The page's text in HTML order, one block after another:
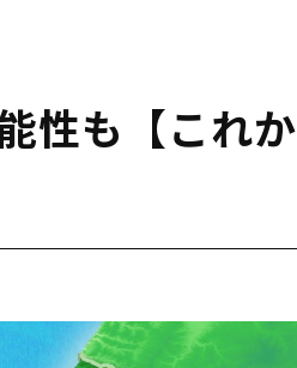
性も【これか